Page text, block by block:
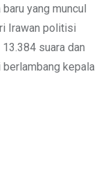
yang muncul
Irawan politisi
suara dan
kepala